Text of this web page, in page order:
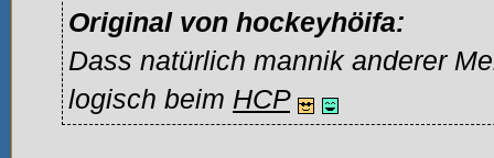
Original von hockeyhöifa:
Dass natürlich mannik anderer
logisch beim HCP